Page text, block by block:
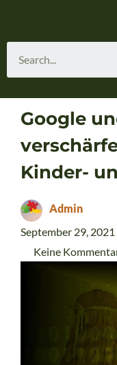
Google
Kinder-
Admin
September 29, 2021
Keine